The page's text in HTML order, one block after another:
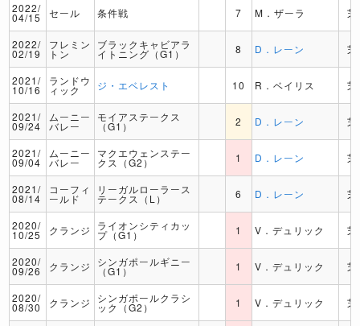
2022/
04/15 セール 条件戦 7 M．ザーラ 芝
2022/
02/19
フレミン
トン
ブラックキャビアラ
イトニング（G1） 8 D．レーン 芝
2021/
10/16
ランドウ
ィック ジ・エベレスト 10 R．ベイリス 芝
2021/
09/24
ムーニー
バレー
モイアステークス
（G1） 2 D．レーン 芝
2021/
09/04
ムーニー
バレー
マクエウェンステー
クス（G2） 1 D．レーン 芝
2021/
08/14
コーフィ
ールド
リーガルローラース
テークス（L） 6 D．レーン 芝
2020/
10/25 クランジ ライオンシティカッ
プ（G1） 1 V．デュリック 芝
2020/
09/26 クランジ シンガポールギニー
（G1） 1 V．デュリック 芝
2020/
08/30 クランジ シンガポールクラシ
ック（G2） 1 V．デュリック 芝